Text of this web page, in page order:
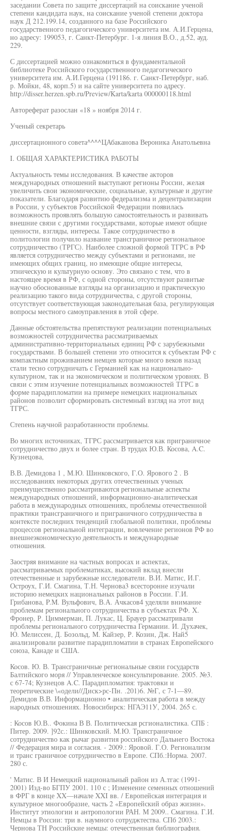
заседании Совета по защите диссертаций на соискание ученой
степени кандидата наук, на соискание ученой степени доктора
наук Д 212.199.14, созданного на базе Российского
государственного педагогического университета им. А.И.Герцена,
но адресу: 199053, г. Санкт-Петербург. 1-я линия В.О., д.52, ауд.
229.
С диссертацией можно ознакомиться в фундаментальной
библиотеке Российского государственного педагогического
университета им. А.И.Герцена (191186. г. Санкт-Петербург, наб.
р. Мойки, 48, корп.5) и на сайте университета по адресу.
http://disser.herzen.spb.ru/Preview/Karta/karta 000000118.html
Автореферат разослан «18 » ноября 2014 г.
Ученый секретарь
диссертационного совета^^^^ЦАбаканова Вероника Анатольевна
I. ОБЩАЯ ХАРАКТЕРИСТИКА РАБОТЫ
Актуальность темы исследования. В качестве акторов
международных отношений выступают регионы России, желая
увеличить свои экономические, социальные, культурные и другие
показатели. Благодаря развитию федерализма и децентрализации
в России, у субъектов Российской Федерации появилась
возможность проявлять большую самостоятельность и развивать
внешние связи с другими государствами, которые имеют общие
ценности, взгляды, интересы. Такое сотрудничество в
политологии получило название трансграничное региональное
сотрудничество (ТРГС). Наиболее сложной формой ТГРС в РФ
является сотрудничество между субъектами и регионами, не
имеющих общих границ, но имеющие общие интересы,
этническую и культурную основу. Это связано с тем, что в
настоящее время в РФ, с одной стороны, отсутствуют развитые
научно обоснованные взгляды на организацию и практическую
реализацию такого вида сотрудничества, с другой стороны,
отсутствует соответствующая законодательная база, регулирующая
вопросы местного самоуправления в этой сфере.
Данные обстоятельства препятствуют реализации потенциальных
возможностей сотрудничества рассматриваемых
административно-территориальных единиц РФ с зарубежными
государствами. В большей степени это относится к субъектам РФ с
компактным проживанием немцев которые много веков назад
стали тесно сотрудничать с Германией как на национально-
культурном, так и на экономическом и политическом уровнях. В
связи с этим изучение потенциальных возможностей ТГРС в
форме парадипломатии на примере немецких национальных
районов позволит сформировать системный взгляд на этот вид
ТГРС.
Степень научной разработанности проблемы.
Во многих источниках, ТГРС рассматривается как приграничное
сотрудничество двух и более стран. В трудах Ю.В. Косова, A.C.
Кузнецова,
В.В. Демидова 1 , М.Ю. Шинковского, Г.О. Ярового 2 . В
исследованиях некоторых других отечественных ученых
преимущественно рассматриваются региональные аспекты
международных отношений, информационно-аналитическая
работа в международных отношениях, проблемы отечественной
практики трансграничного и приграничного сотрудничества в
контексте последних тенденций глобальной политики, проблемы
процессов региональной интеграции, вовлечение регионов РФ во
внешнеэкономическую деятельность и международные
отношения.
Заостряя внимание на частных вопросах и аспектах,
рассматриваемых проблематиках, высокий вклад внесли
отечественные и зарубежные исследователи. В.И. Матис, И.Г.
Остроух, Г.И. Смагина, Т.Н. Чернова3 всесторонне изучали
историю немецких национальных районов в России. Г.И.
Грибанова, P.M. Вульфович, В.А. Ачкасов4 уделяли внимание
проблемам регионального сотрудничества в субъектах РФ. X.
Фронер, Р. Циммерман, П. Лукас, Ц. Брауер рассматривали
проблемы регионального сотрудничества Германии. И. Духачек,
Ю. Мелиссен, Д. Бозольд, М. Кайзер, Р. Козин, Дж. Най5
анализировали развитие парадипломатии в странах Европейского
союза, Канаде и США.
Косов. Ю. В. Трансграничные региональные связи государств
Балтийского моря // Управленческое консультирование. 2005. №3.
с 67-74; Кузнецов A.C. Парадипломатия: трактовки и
теоретические \«одели//Диск>рс-Пн. .201)6. №Г, с 7-1—89.
Демидов В.В. Информационно • аналитическая работа в между
народных отношениях. Новосибирск: НГАЭ11У, 2004. 265 с.
: Косов Ю.В.. Фокина В В. Политическая рсгионалистика. СПБ :
Питер. 2009. ]92с.: Шинковский. М.Ю. Трансграничное
сотрудничество как рычаг развития российского Дальнего Востока
// Федерация мира и согласия. - 2009.: Яровой. Г.О. Регионализм
и транс граничное сотрудничество в Европе. СПб.:Норма. 2007.
280 с.
' Матис. В И Немецкий национальный район из А.тгас (1991-
2001) Изд-во БГПУ 2001. 110 с ; Изменение семенных отношений
в ФРГ в конце XX—начале XXI вв. / Европейская интеграция и
культурное многообразие, часть 2 «Европейский образ жизнн».
Институт этиологии и антропологии РАН. М 2009.. Смагина. Г.И.
Немцы в России: три в. наумного сотруджтества. СПб 2003.:
Чернова ТН Российские немцы: отечественная библиография.